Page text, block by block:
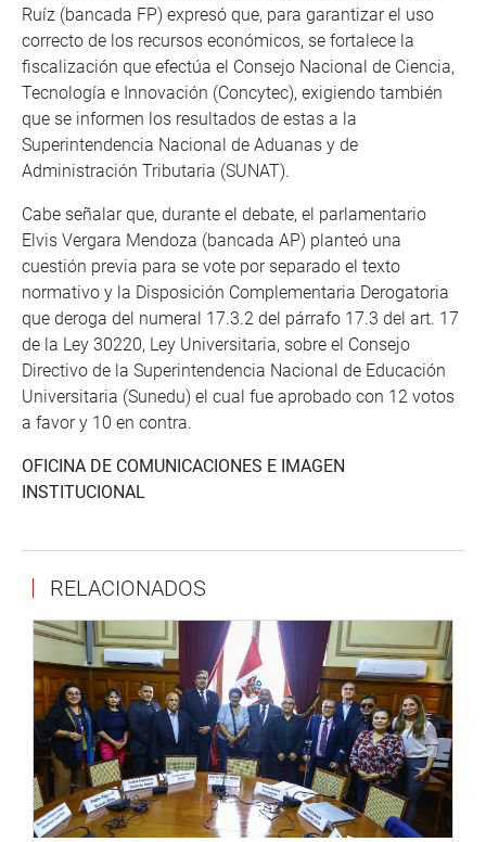
Ruíz (bancada FP) expresó que, para garantizar el uso
correcto de los recursos económicos, se fortalece la
fiscalización que efectúa el Consejo Nacional de Ciencia,
Tecnología e Innovación (Concytec), exigiendo también
que se informen los resultados de estas a la
Superintendencia Nacional de Aduanas y de
Administración Tributaria (SUNAT).
Cabe señalar que, durante el debate, el parlamentario
Elvis Vergara Mendoza (bancada AP) planteó una
cuestión previa para se vote por separado el texto
normativo y la Disposición Complementaria Derogatoria
que deroga del numeral 17.3.2 del párrafo 17.3 del art. 17
de la Ley 30220, Ley Universitaria, sobre el Consejo
Directivo de la Superintendencia Nacional de Educación
Universitaria (Sunedu) el cual fue aprobado con 12 votos
a favor y 10 en contra.
OFICINA DE COMUNICACIONES E IMAGEN
INSTITUCIONAL
RELACIONADOS